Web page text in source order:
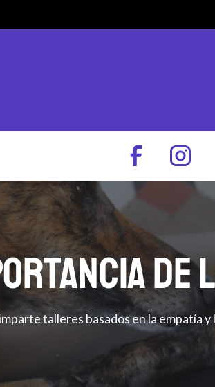
de
talleres basados en la empatía